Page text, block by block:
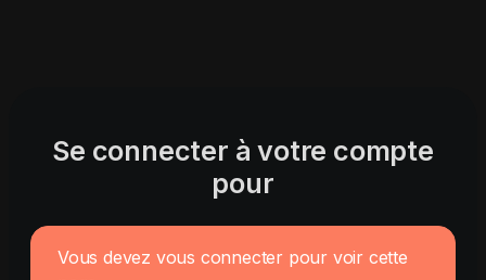
Se connecter à votre compte
pour
Vous devez vous connecter pour voir cette